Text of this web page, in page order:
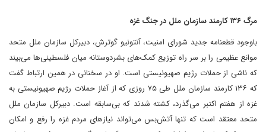
مرگ ۱۳۶ کارمند سازمان ملل در جنگ غزه
باوجود قطعنامه جدید شورای امنیت، آنتونیو گوترش، دبیرکل سازمان ملل متحد
موانع عظیمی را بر سر راه توزیع کمک‌های بشردوستانه میان فلسطینی‌ها می‌بیند
که ناشی از حملات رژیم صهیونیستی است. او در سخنانی در همین ارتباط گفت
که ۱۳۶ کارمند سازمان ملل طی ۷۵ روزی که از آغاز حملات رژیم صهیونیستی به
غزه از هفتم اکتبر می‌گذرد، کشته شدند که بی‌سابقه است. دبیرکل سازمان ملل
متحد معتقد است که تنها آتش‌بس می‌تواند نیازهای مردم غزه را رفع و امکان